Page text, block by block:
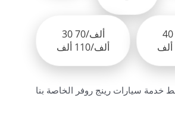
30 ألف/70
ألف/110 ألف
40 ألف/80